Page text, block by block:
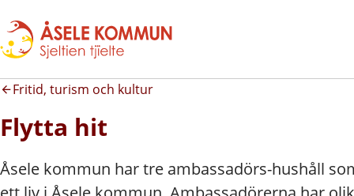
Fritid, turism och kultur
Flytta hit
Åsele kommun har tre ambassadörs-hushåll